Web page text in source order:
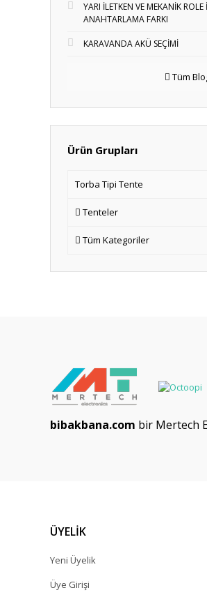
YARI İLETKEN VE MEKANİK ROLE
ANAHTARLAMA FARKI
KARAVANDA AKÜ SEÇİMİ
Tüm
Ürün Grupları
Torba Tipi Tente
Tenteler
Tüm Kategoriler
bibakbana.com bir Mertech
ÜYELİK
Yeni Üyelik
Üye Girişi